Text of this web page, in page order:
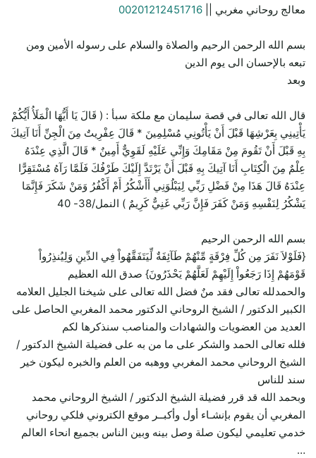
معالج روحاني مغربي || 00201212451716
بسم الله الرحمن الرحيم والصلاة والسلام على رسوله الأمين ومن
تبعه بالإحسان الى يوم الدين
وبعد
قال الله تعالى في قصة سليمان مع ملكة سبأ : ( قَالَ يَا أَيُّهَا الْمَلَأُ أَيُّكُمْ
يَأْتِينِي بِعَرْشِهَا قَبْلَ أَنْ يَأْتُونِي مُسْلِمِينَ * قَالَ عِفْرِيتٌ مِنَ الْجِنِّ أَنَا آتِيكَ
بِهِ قَبْلَ أَنْ تَقُومَ مِنْ مَقَامِكَ وَإِنِّي عَلَيْهِ لَقَوِيٌّ أَمِينٌ * قَالَ الَّذِي عِنْدَهُ
عِلْمٌ مِنَ الْكِتَابِ أَنَا آتِيكَ بِهِ قَبْلَ أَنْ يَرْتَدَّ إِلَيْكَ طَرْفُكَ فَلَمَّا رَآهُ مُسْتَقِرًّا
عِنْدَهُ قَالَ هَذَا مِنْ فَضْلِ رَبِّي لِيَبْلُوَنِي أَأَشْكُرُ أَمْ أَكْفُرُ وَمَنْ شَكَرَ فَإِنَّمَا
يَشْكُرُ لِنَفْسِهِ وَمَنْ كَفَرَ فَإِنَّ رَبِّي غَنِيٌّ كَرِيمٌ ) النمل/38- 40
بسم الله الرحمن الرحيم
{فَلَوْلاَ نَفَرَ مِن كُلِّ فِرْقَةٍ مِّنْهُمْ طَآئِفَةٌ لِّيَتَفَقَّهُواْ فِي الدِّينِ وَلِيُنذِرُواْ
قَوْمَهُمْ إِذَا رَجَعُواْ إِلَيْهِمْ لَعَلَّهُمْ يَحْذَرُونَ} صدق الله العظيم
والحمدلله تعالى فقد منٌ فضل الله تعالى على شيخنا الجليل العلامه
الكبير الدكتور / الشيخ الروحاني الدكتور محمد المغربي الحاصل على
العديد من العضويات والشهادات والمناصب سنذكرها لكم
فلله تعالى الحمد والشكر على ما من به على فضيلة الشيخ الدكتور /
الشيخ الروحاني محمد المغربي ووهبه من العلم والخبره ليكون خير
سند للناس
وبحمد الله قد قرر فضيلة الشيخ الدكتور / الشيخ الروحاني محمد
المغربي أن يقوم بإنشـاء أول وأكبــر موقع الكتروني فلكي روحاني
خدمي تعليمي ليكون صلة وصل بينه وبين الناس بجميع انحاء العالم
…